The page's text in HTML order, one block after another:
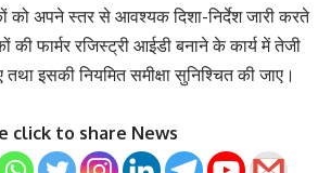
को अपने स्तर से आवश्यक दिशा-निर्देश जारी करते
की फार्मर रजिस्ट्री आईडी बनाने के कार्य में तेजी
तथा इसकी नियमित समीक्षा सुनिश्चित की जाए।
click to share News